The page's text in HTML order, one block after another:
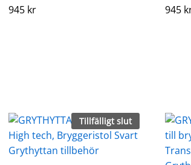
945 kr
945 kr 945
945
Tillfälligt slut